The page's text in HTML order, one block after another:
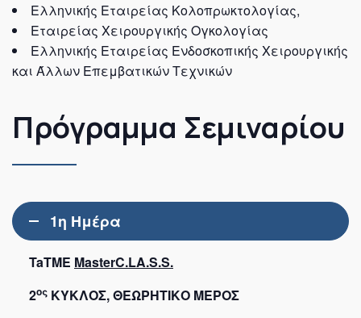
Ελληνικής Εταιρείας Κολοπρωκτολογίας,
Εταιρείας Χειρουργικής Ογκολογίας
Ελληνικής Εταιρείας Ενδοσκοπικής Χειρουργικής
και Άλλων Επεμβατικών Τεχνικών
Πρόγραμμα Σεμιναρίου
1η Ημέρα
TaTME MasterC.LA.S.S.
2ος ΚΥΚΛΟΣ, ΘΕΩΡΗΤΙΚΟ ΜΕΡΟΣ